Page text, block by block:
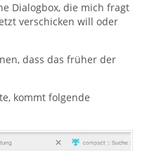
Dialogbox, die mich fragt
verschicken will oder
dass das früher der
kommt folgende